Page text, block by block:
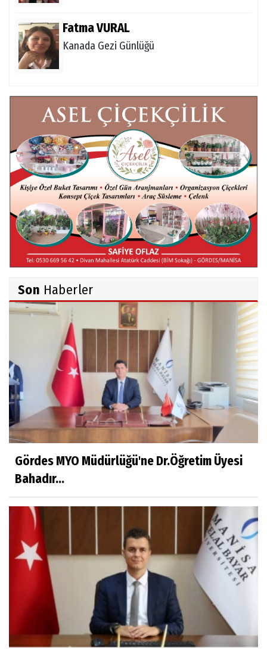
Fatma VURAL
Kanada Gezi Günlüğü
Mert AKAR
Röportaj Serisi-46: Konuk =Prof.Dr.Hakan
Atalay (Psikanaliz)
Hüseyin TUNÇAY
Gökçeada Gezimiz-IV
İsmail AYBEY
Belma Sebil'i Tanıyor Musunuz?
Ahmet İNCE
Beyaz Gömlekli Adam!
Prof.Dr.Ayşe İLKER
Adı Sanı Olmak
Eylül SEYHAN
Gezerken Zamanın Kollarındaki Ruhuma
Rastlamak
Kahramanlar
Prof.Dr.Süleyman Sami İLKER
Mühendislerin de Sanat Ruhu Olmalı
Dr.Fatih KESKİN
Millî Edebiyat, Millî Şuur, Millî Takım
Son Haberler
Gördes MYO Müdürlüğü'ne Dr.Öğretim Üyesi
Bahadır...